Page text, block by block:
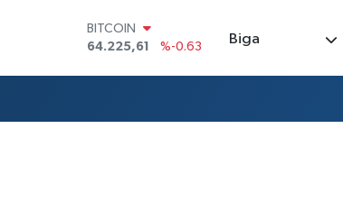
BITCOIN
64.225,61
%-0.63
55,0317
%-0.02
Biga